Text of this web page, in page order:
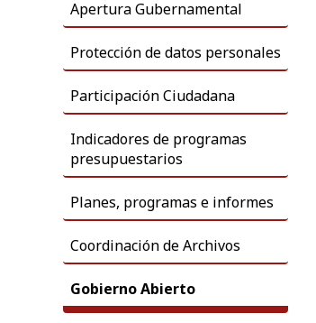
Apertura Gubernamental
Protección de datos personales
Participación Ciudadana
Indicadores de programas
presupuestarios
Planes, programas e informes
Coordinación de Archivos
Gobierno Abierto